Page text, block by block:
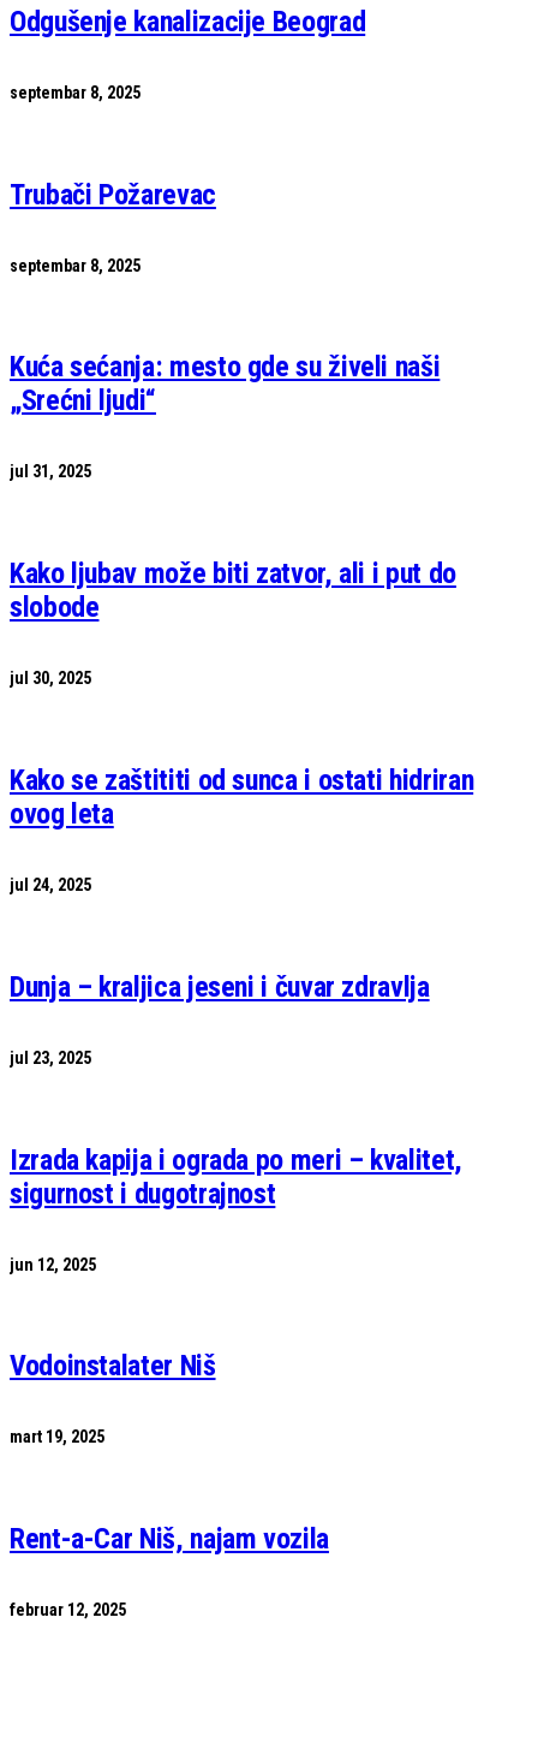
Odgušenje kanalizacije Beograd
septembar 8, 2025
Trubači Požarevac
septembar 8, 2025
Kuća sećanja: mesto gde su živeli naši
„Srećni ljudi“
jul 31, 2025
Kako ljubav može biti zatvor, ali i put do
slobode
jul 30, 2025
Kako se zaštititi od sunca i ostati hidriran
ovog leta
jul 24, 2025
Dunja – kraljica jeseni i čuvar zdravlja
jul 23, 2025
Izrada kapija i ograda po meri – kvalitet,
sigurnost i dugotrajnost
jun 12, 2025
Vodoinstalater Niš
mart 19, 2025
Rent-a-Car Niš, najam vozila
februar 12, 2025